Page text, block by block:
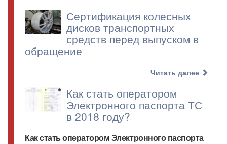
Сертификация колесных
дисков транспортных
средств перед выпуском в
обращение
Читать далее
Как стать оператором
Электронного паспорта ТС
в 2018 году?
Как стать оператором Электронного паспорта